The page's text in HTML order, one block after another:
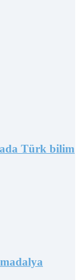
Türk bilim